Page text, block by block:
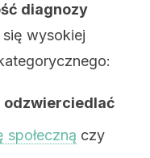
diagnozy
wysokiej
odzwierciedlać
społeczną czy